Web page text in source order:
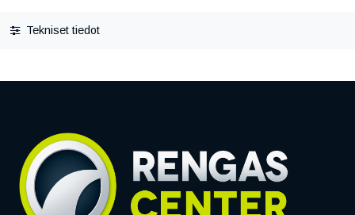
Tekniset tiedot